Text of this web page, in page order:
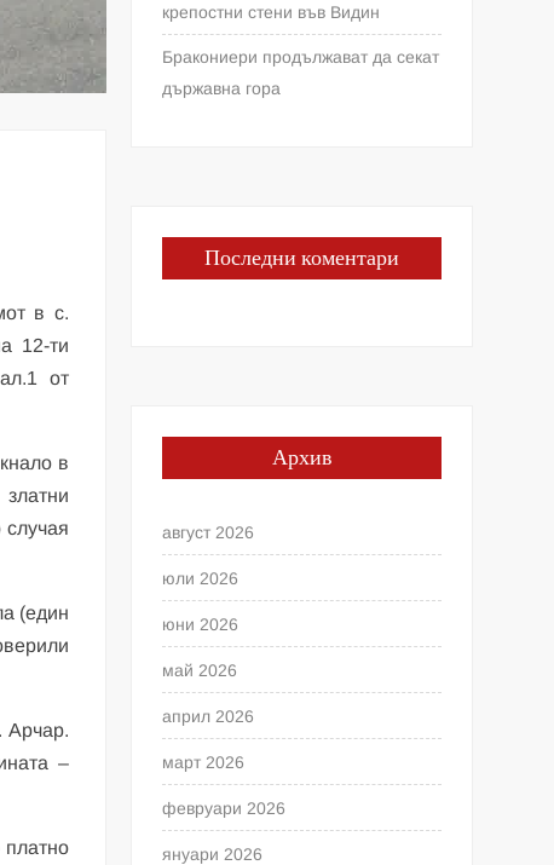
в с.
12-ти
от
в
(един
Арчар.
–
крепостни стени във Видин
Бракониери продължават да секат
държавна гора
Последни коментари
Архив
август 2026
юли 2026
юни 2026
май 2026
април 2026
март 2026
февруари 2026
януари 2026